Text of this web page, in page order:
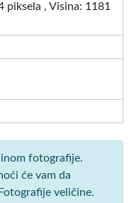
piksela , Visina: 1181
fotografije.
će vam da
veličine.